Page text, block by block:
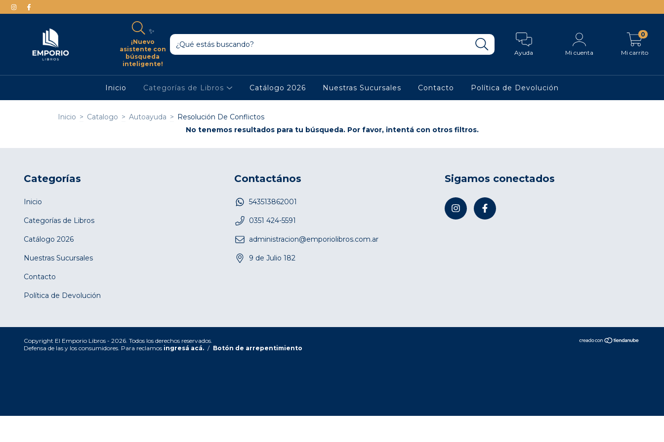
✨
¡Nuevo
asistente con
búsqueda
inteligente!
Ayuda Mi cuenta Mi carrito
0
Inicio Categorías de Libros Catálogo 2026 Nuestras Sucursales Contacto Política de Devolución
Inicio > Catalogo > Autoayuda > Resolución De Conflictos
No tenemos resultados para tu búsqueda. Por favor, intentá con otros filtros.
Categorías
Inicio
Categorías de Libros
Catálogo 2026
Nuestras Sucursales
Contacto
Política de Devolución
Contactános
543513862001
0351 424-5591
administracion@emporiolibros.com.ar
9 de Julio 182
Sigamos conectados
Copyright El Emporio Libros - 2026. Todos los derechos reservados.
Defensa de las y los consumidores. Para reclamos ingresá acá. / Botón de arrepentimiento